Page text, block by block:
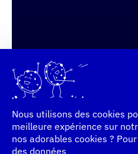
Nous utilisons des cookies
meilleure expérience sur
nos adorables cookies ?
des données